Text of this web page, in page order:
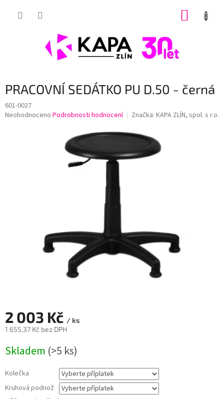
PRACOVNÍ SEDÁTKO PU D.50 - černá
601-0027
Průměrné
Neohodnoceno Podrobnosti hodnocení Značka: KAPA ZLÍN, spol. s r.o.
2 003 Kč / ks
1 655,37 Kč bez DPH
cena:
Skladem (>5 ks)
Kolečka
Kruhová podnož